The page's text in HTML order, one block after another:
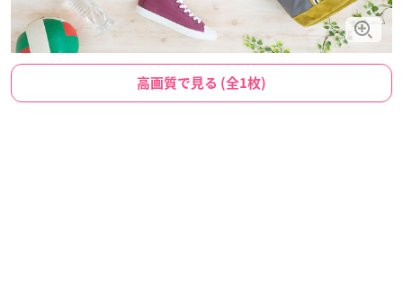
高画質で見る (全1枚)